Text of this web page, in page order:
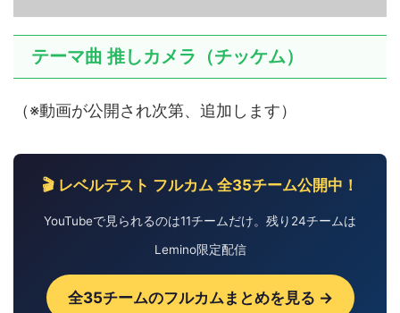
テーマ曲 推しカメラ（チッケム）
（※動画が公開され次第、追加します）
🎬 レベルテスト フルカム 全35チーム公開中！
YouTubeで見られるのは11チームだけ。残り24チームは
Lemino限定配信
全35チームのフルカムまとめを見る →